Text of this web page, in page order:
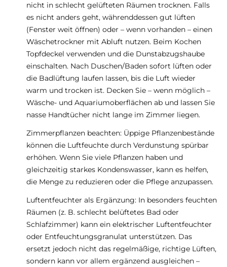
nicht in schlecht gelüfteten Räumen trocknen. Falls
es nicht anders geht, währenddessen gut lüften
(Fenster weit öffnen) oder – wenn vorhanden – einen
Wäschetrockner mit Abluft nutzen. Beim Kochen
Topfdeckel verwenden und die Dunstabzugshaube
einschalten. Nach Duschen/Baden sofort lüften oder
die Badlüftung laufen lassen, bis die Luft wieder
warm und trocken ist. Decken Sie – wenn möglich –
Wäsche- und Aquariumoberflächen ab und lassen Sie
nasse Handtücher nicht lange im Zimmer liegen.
Zimmerpflanzen beachten: Üppige Pflanzenbestände
können die Luftfeuchte durch Verdunstung spürbar
erhöhen. Wenn Sie viele Pflanzen haben und
gleichzeitig starkes Kondenswasser, kann es helfen,
die Menge zu reduzieren oder die Pflege anzupassen.
Luftentfeuchter als Ergänzung: In besonders feuchten
Räumen (z. B. schlecht belüftetes Bad oder
Schlafzimmer) kann ein elektrischer Luftentfeuchter
oder Entfeuchtungsgranulat unterstützen. Das
ersetzt jedoch nicht das regelmäßige, richtige Lüften,
sondern kann vor allem ergänzend ausgleichen –